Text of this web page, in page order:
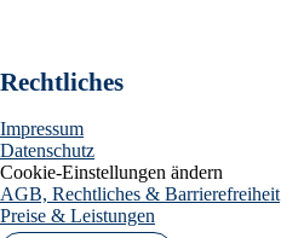
Rechtliches
Impressum
Datenschutz
Cookie-Einstellungen ändern
AGB, Rechtliches & Barrierefreiheit
Preise & Leistungen